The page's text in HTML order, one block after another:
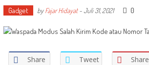
Gadget byFajar Hidayat-Juli 31, 2021 0
Share Tweet Share